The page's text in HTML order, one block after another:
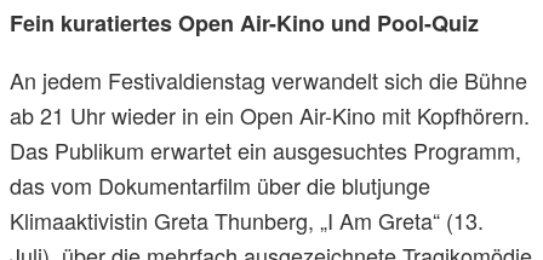
Fein kuratiertes Open Air-Kino und Pool-Quiz
An jedem Festivaldienstag verwandelt sich die Bühne
ab 21 Uhr wieder in ein Open Air-Kino mit Kopfhörern.
Das Publikum erwartet ein ausgesuchtes Programm,
das vom Dokumentarfilm über die blutjunge
Klimaaktivistin Greta Thunberg, „I Am Greta“ (13.